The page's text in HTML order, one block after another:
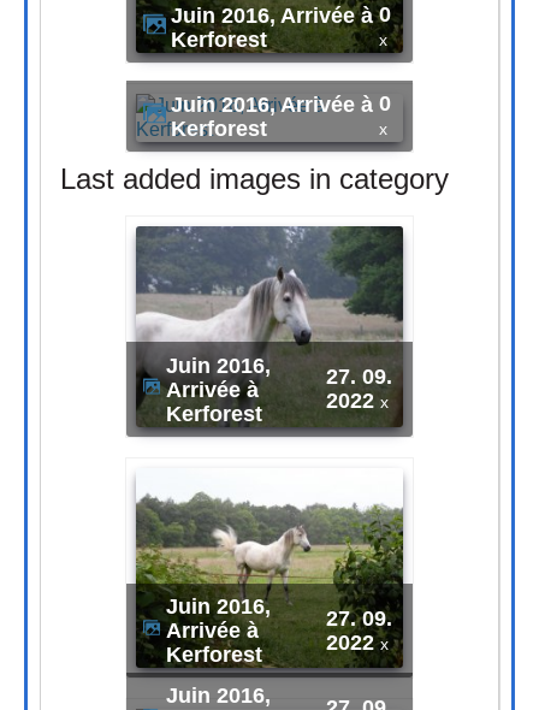
Juin 2016, Arrivée à
Kerforest
0
x
Juin 2016, Arrivée à
Kerforest
0
x
Last added images in category
Juin 2016,
Arrivée à
Kerforest
27. 09.
2022x
Juin 2016,
Arrivée à
Kerforest
27. 09.
2022x
Juin 2016,